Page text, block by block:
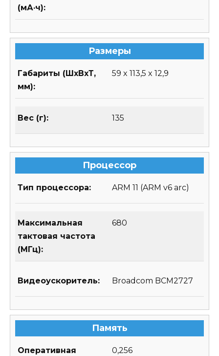
(мА·ч):
Размеры
Габариты (ШхВхТ,
мм):
59 x 113,5 x 12,9
Вес (г): 135
Процессор
Тип процессора: ARM 11 (ARM v6 arc)
Максимальная
тактовая частота
(МГц):
680
Видеоускоритель: Broadcom BCM2727
Память
Оперативная
0,256